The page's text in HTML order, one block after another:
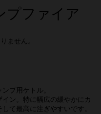
ません。
プファイア
プ用ケトル。
ン。特に幅広の緩やかにカ
て最高に注ぎやすいです。